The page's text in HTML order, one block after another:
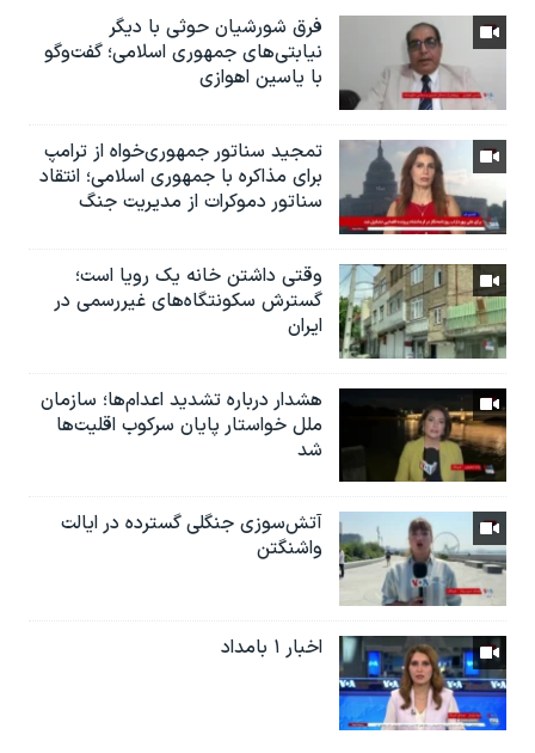
فرق شورشیان حوثی با دیگر
نیابتی‌های جمهوری اسلامی؛ گفت‌وگو
با یاسین اهوازی
تمجید سناتور جمهوری‌خواه از ترامپ
برای مذاکره با جمهوری اسلامی؛ انتقاد
سناتور دموکرات از مدیریت جنگ
وقتی داشتن خانه یک رویا است؛
گسترش سکونتگاه‌های غیررسمی در
ایران
هشدار درباره تشدید اعدام‌ها؛ سازمان
ملل خواستار پایان سرکوب اقلیت‌ها
شد
آتش‌سوزی جنگلی گسترده در ایالت
واشنگتن
اخبار ۱ بامداد